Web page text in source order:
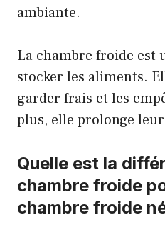
ambiante.
La chambre froide est
stocker les aliments.
garder frais et les
plus, elle prolonge
Quelle est la
chambre froide
chambre froide